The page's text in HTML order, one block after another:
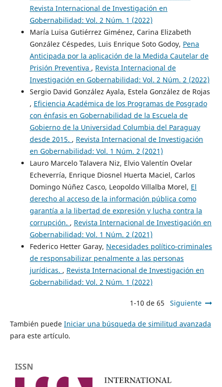
Revista Internacional de Investigación en
Gobernabilidad: Vol. 2 Núm. 1 (2022)
María Luisa Gutiérrez Giménez, Carina Elizabeth
González Céspedes, Luis Enrique Soto Godoy, Pena
Anticipada por la aplicación de la Medida Cautelar de
Prisión Preventiva , Revista Internacional de
Investigación en Gobernabilidad: Vol. 2 Núm. 2 (2022)
Sergio David González Ayala, Estela González de Rojas
, Eficiencia Académica de los Programas de Posgrado
con énfasis en Gobernabilidad de la Escuela de
Gobierno de la Universidad Columbia del Paraguay
desde 2015. , Revista Internacional de Investigación
en Gobernabilidad: Vol. 1 Núm. 2 (2021)
Lauro Marcelo Talavera Niz, Elvio Valentín Ovelar
Echeverría, Enrique Diosnel Huerta Maciel, Carlos
Domingo Núñez Casco, Leopoldo Villalba Morel, El
derecho al acceso de la información pública como
garantía a la libertad de expresión y lucha contra la
corrupción. , Revista Internacional de Investigación en
Gobernabilidad: Vol. 1 Núm. 2 (2021)
Federico Hetter Garay, Necesidades político-criminales
de responsabilizar penalmente a las personas
jurídicas. , Revista Internacional de Investigación en
Gobernabilidad: Vol. 2 Núm. 1 (2022)
1-10 de 65 Siguiente
También puede Iniciar una búsqueda de similitud avanzada
para este artículo.
ISSN